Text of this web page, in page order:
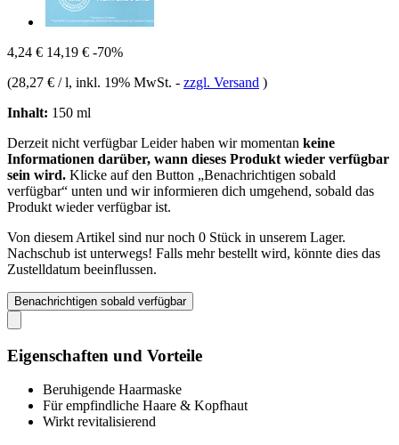
4,24 € 14,19 € -70%
(28,27 € / l, inkl. 19% MwSt. - zzgl. Versand )
Inhalt: 150 ml
Derzeit nicht verfügbarLeider haben wir momentan keine
Informationen darüber, wann dieses Produkt wieder verfügbar
sein wird. Klicke auf den Button „Benachrichtigen sobald
verfügbar“ unten und wir informieren dich umgehend, sobald das
Produkt wieder verfügbar ist.
Von diesem Artikel sind nur noch 0 Stück in unserem Lager.
Nachschub ist unterwegs! Falls mehr bestellt wird, könnte dies das
Zustelldatum beeinflussen.
Benachrichtigen sobald verfügbar
Eigenschaften und Vorteile
Beruhigende Haarmaske
Für empfindliche Haare & Kopfhaut
Wirkt revitalisierend